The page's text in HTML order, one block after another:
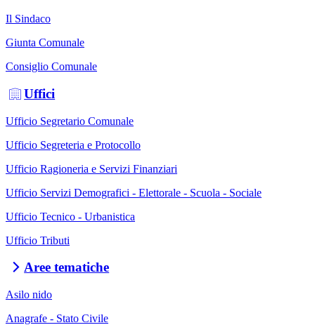
Il Sindaco
Giunta Comunale
Consiglio Comunale
Uffici
Ufficio Segretario Comunale
Ufficio Segreteria e Protocollo
Ufficio Ragioneria e Servizi Finanziari
Ufficio Servizi Demografici - Elettorale - Scuola - Sociale
Ufficio Tecnico - Urbanistica
Ufficio Tributi
Aree tematiche
Asilo nido
Anagrafe - Stato Civile